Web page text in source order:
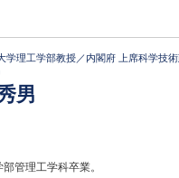
学理工学部教授／内閣府 上席科学技
男
管理工学科卒業。